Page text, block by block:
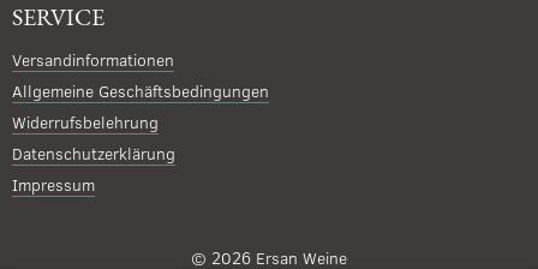
SERVICE
Versandinformationen
Allgemeine Geschäftsbedingungen
Widerrufsbelehrung
Datenschutzerklärung
Impressum
© 2026 Ersan Weine